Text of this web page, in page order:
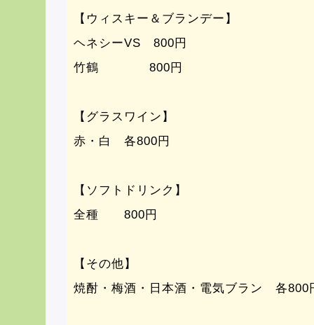
【ウィスキー＆ブランデー】
ヘネシーVS 800円
竹鶴 800円
【グラスワイン】
赤・白 各800円
【ソフトドリンク】
全種 800円
【その他】
焼酎・梅酒・日本酒・電気ブラン 各800